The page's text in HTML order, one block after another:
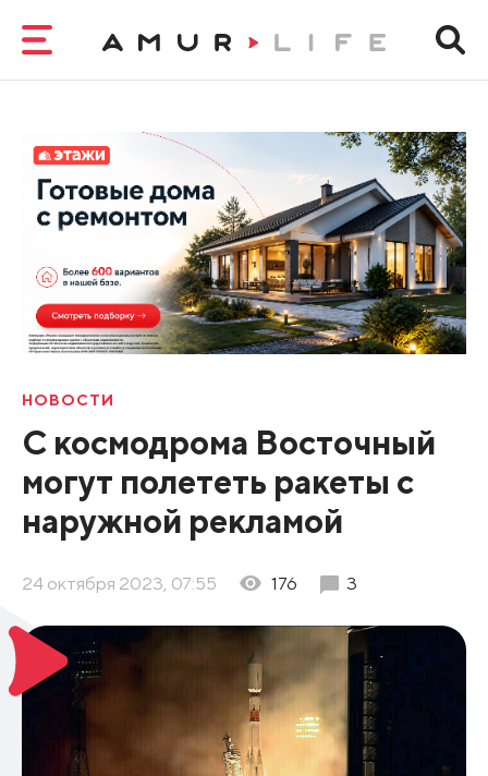
НОВОСТИ
С космодрома Восточный
могут полететь ракеты с
наружной рекламой
24 октября 2023, 07:55 176 3